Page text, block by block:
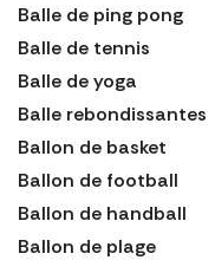
Balle de ping pong
Balle de tennis
Balle de yoga
Balle rebondissantes
Ballon de basket
Ballon de football
Ballon de handball
Ballon de plage